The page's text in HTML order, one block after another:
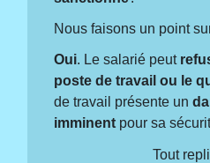
Nous faisons un point
Oui. Le salarié peut
poste de travail ou le
de travail présente un
imminent pour sa
Tout